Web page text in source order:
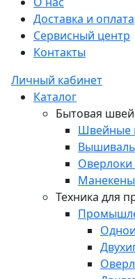
Доставка и оплата
Сервисный центр
Контакты
Личный кабинет
Каталог
Бытовая
Швейные
Манекены
Техника для